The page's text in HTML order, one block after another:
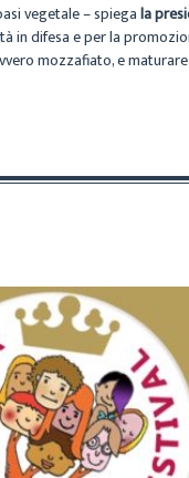
vegetale – spiegala
in difesa e per la
mozzafiato, e